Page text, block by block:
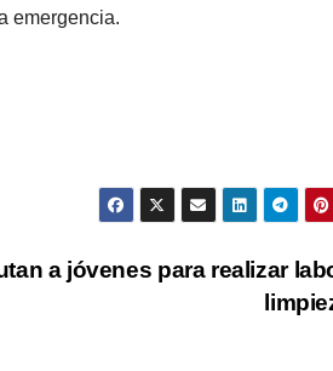
emergencia.
a jóvenes para realizar